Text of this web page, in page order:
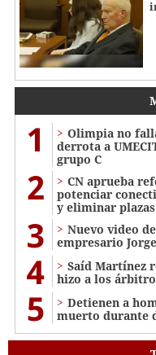
1
Olimpia no
derrota a
grupo C
2
CN aprueba
potenciar
y eliminar
3
Nuevo video
empresario
4
Saíd Martínez
hizo a los
5
Detienen a
muerto durante